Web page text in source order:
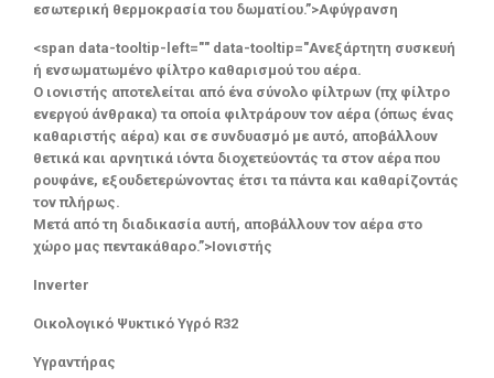
εσωτερική θερμοκρασία του δωματίου.”>Αφύγρανση
<span data-tooltip-left="" data-tooltip="Ανεξάρτητη συσκευή
ή ενσωματωμένο φίλτρο καθαρισμού του αέρα.
Ο ιονιστής αποτελείται από ένα σύνολο φίλτρων (πχ φίλτρο
ενεργού άνθρακα) τα οποία φιλτράρουν τον αέρα (όπως ένας
καθαριστής αέρα) και σε συνδυασμό με αυτό, αποβάλλουν
θετικά και αρνητικά ιόντα διοχετεύοντάς τα στον αέρα που
ρουφάνε, εξουδετερώνοντας έτσι τα πάντα και καθαρίζοντάς
τον πλήρως.
Μετά από τη διαδικασία αυτή, αποβάλλουν τον αέρα στο
χώρο μας πεντακάθαρο.”>Ιονιστής
Inverter
Οικολογικό Ψυκτικό Υγρό R32
Υγραντήρας